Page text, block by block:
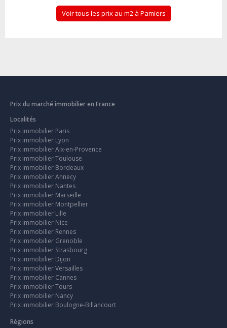
Voir tous les prix au m2 à Pamiers
Prix du marché immobilier en France
Localités
Prix immobilier Paris
Prix immobilier Lyon
Prix immobilier Aix-en-Provence
Prix immobilier Toulouse
Prix immobilier Bordeaux
Prix immobilier Annecy
Prix immobilier Nantes
Prix immobilier Marseille
Prix immobilier Montpellier
Prix immobilier Lille
Prix immobilier Nice
Prix immobilier Rennes
Prix immobilier Grenoble
Prix immobilier Strasbourg
Prix immobilier Dijon
Prix immobilier Versailles
Prix immobilier Cannes
Prix immobilier Tours
Prix immobilier Nancy
Prix immobilier Boulogne-Billancourt
Régions